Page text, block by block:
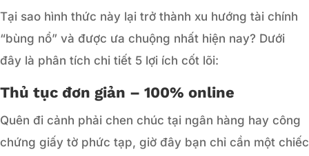
Tại sao hình thức này lại trở thành xu hướng tài chính
“bùng nổ” và được ưa chuộng nhất hiện nay? Dưới
đây là phân tích chi tiết 5 lợi ích cốt lõi:
Thủ tục đơn giản – 100% online
Quên đi cảnh phải chen chúc tại ngân hàng hay công
chứng giấy tờ phức tạp, giờ đây bạn chỉ cần một chiếc